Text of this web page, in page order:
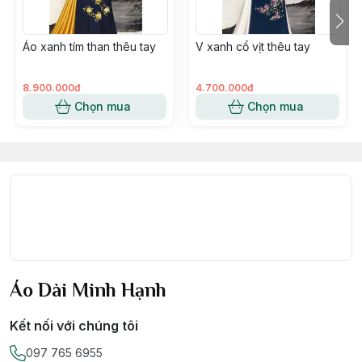
không nhăn không nhàu lên dáng áo dài hoàn mỹ.
✔️ Ảnh mẫu do shop tự chụp bằng cam thường, sản
phẩm bên ngoài cam kết giống y hình quảng cáo.
xem vải trực tiếp qua Zalo trước khi đặt hàng.
✔️ Miễn Ship toàn quốc & kiểm tra sản phẩm trước khi
❣️ Chúc Quý khách có những trải nghiệm tuyệt vời khi
mua hàng tại Áo Dài Minh Hạnh.
Áo xanh tím than thêu tay
8.900.000đ
Chọn mua
V xanh cổ vịt thêu tay
4.700.000đ
Chọn mua
Áo Dài Minh Hạnh
Kết nối với chúng tôi
097 765 6955